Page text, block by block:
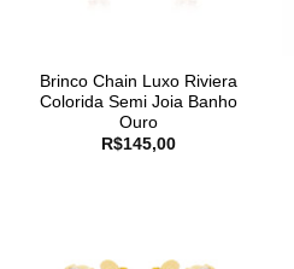
Brinco Chain Luxo Riviera
Colorida Semi Joia Banho
Ouro
R$145,00